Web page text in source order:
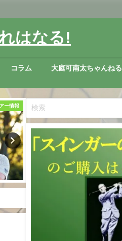
はなる!
コラム 大庭可南太ちゃんねる
ー情報